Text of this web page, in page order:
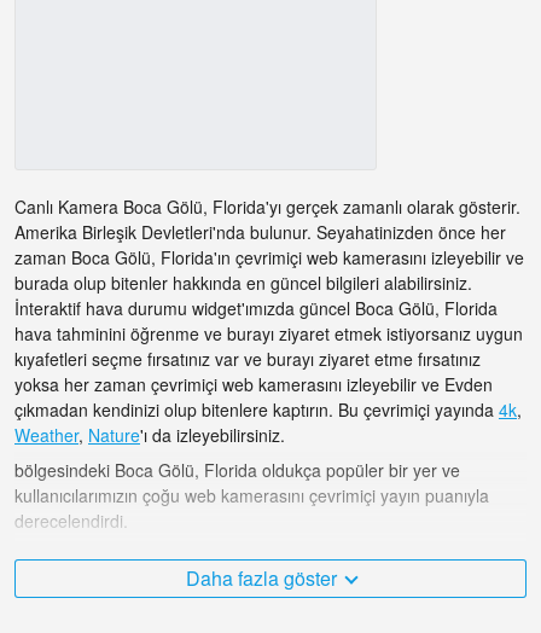
Canlı Kamera Boca Gölü, Florida'yı gerçek zamanlı olarak gösterir.
Amerika Birleşik Devletleri'nda bulunur. Seyahatinizden önce her
zaman Boca Gölü, Florida'ın çevrimiçi web kamerasını izleyebilir ve
burada olup bitenler hakkında en güncel bilgileri alabilirsiniz.
İnteraktif hava durumu widget'ımızda güncel Boca Gölü, Florida
hava tahminini öğrenme ve burayı ziyaret etmek istiyorsanız uygun
kıyafetleri seçme fırsatınız var ve burayı ziyaret etme fırsatınız
yoksa her zaman çevrimiçi web kamerasını izleyebilir ve Evden
çıkmadan kendinizi olup bitenlere kaptırın. Bu çevrimiçi yayında 4k,
Weather, Nature'ı da izleyebilirsiniz.
bölgesindeki Boca Gölü, Florida oldukça popüler bir yer ve
kullanıcılarımızın çoğu web kamerasını çevrimiçi yayın puanıyla
derecelendirdi.
Amerika Birleşik Devletleri çok çeşitli ve ziyaret etmek istediğim çok
sayıda yer var ve bölgesindeki Boca Gölü, Florida şüphesiz
Daha fazla göster